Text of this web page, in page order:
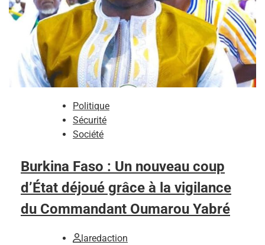
Politique
Sécurité
Société
Burkina Faso : Un nouveau coup
d’État déjoué grâce à la vigilance
du Commandant Oumarou Yabré
laredaction